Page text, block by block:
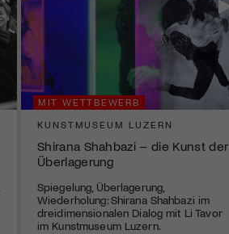
MIT WETTBEWERB
KUNSTMUSEUM LUZERN
Shirana Shahbazi – die Kunst der
Überlagerung
Spiegelung, Überlagerung,
Wiederholung: Shirana Shahbazi im
dreidimensionalen Dialog mit Li Tavor
im Kunstmuseum Luzern.